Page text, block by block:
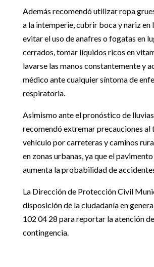
Además recomendó utilizar ropa
a la intemperie, cubrir boca y nariz en
evitar el uso de anafres o fogatas en
cerrados, tomar líquidos ricos en
lavarse las manos constantemente y
médico ante cualquier síntoma de
respiratoria.
Asimismo ante el pronóstico de lluvias
recomendó extremar precauciones al
vehículo por carreteras y caminos
en zonas urbanas, ya que el
aumenta la probabilidad de
La Dirección de Protección Civil
disposición de la ciudadanía en
102 04 28 para reportar la atención
contingencia.